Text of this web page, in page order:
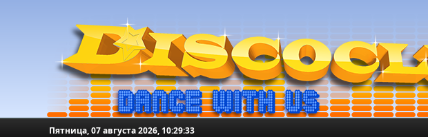
Пятница, 07 августа 2026, 10:29:33